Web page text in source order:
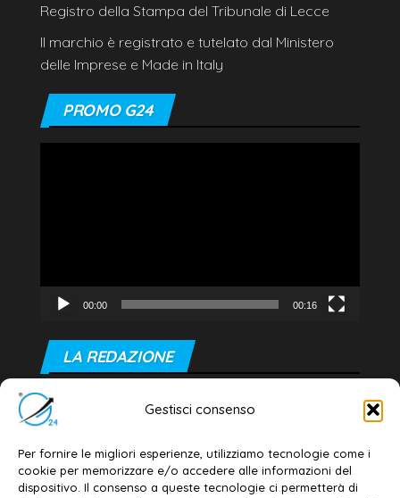
Gestisci consenso
Per fornire le migliori esperienze, utilizziamo tecnologie come i
cookie per memorizzare e/o accedere alle informazioni del
dispositivo. Il consenso a queste tecnologie ci permetterà di
Registro della Stampa del Tribunale di Lecce
Il marchio è registrato e tutelato dal Ministero
delle Imprese e Made in Italy
PROMO G24
00:00 00:16
LA REDAZIONE
Editore e direttore responsabile:
Dott. Daniele G. Masciullo
Email: redazione@galatina24.it
Contatti –Disclaimer